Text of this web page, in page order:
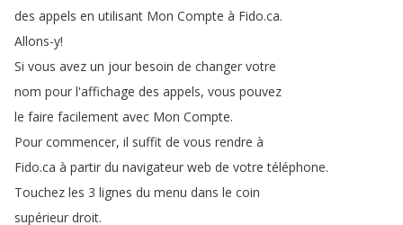
des appels en utilisant Mon Compte à Fido.ca.
Allons-y!
Si vous avez un jour besoin de changer votre
nom pour l'affichage des appels, vous pouvez
le faire facilement avec Mon Compte.
Pour commencer, il suffit de vous rendre à
Fido.ca à partir du navigateur web de votre téléphone.
Touchez les 3 lignes du menu dans le coin
supérieur droit.